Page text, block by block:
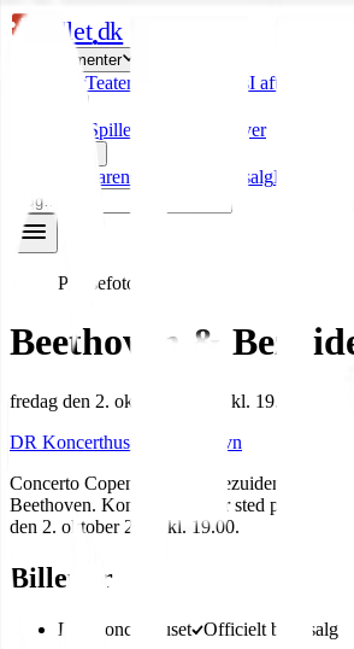
b billetdk
Arrangementer
KoncerterTeater ShowsI aften I
Spillesteder Byer
On-sale radaren Officielle billetsalgFup-
Pressefoto
Beethoven &
fredag den 2. oktober 2026
kl. 19.00
DR Koncerthuset
København
Concerto Copenhagen og Bezuidenhout
Beethoven. Koncerten finder sted på DR
den 2. oktober 2026 kl. 19.00.
Billetter
DR Koncerthuset Officielt billetsalg